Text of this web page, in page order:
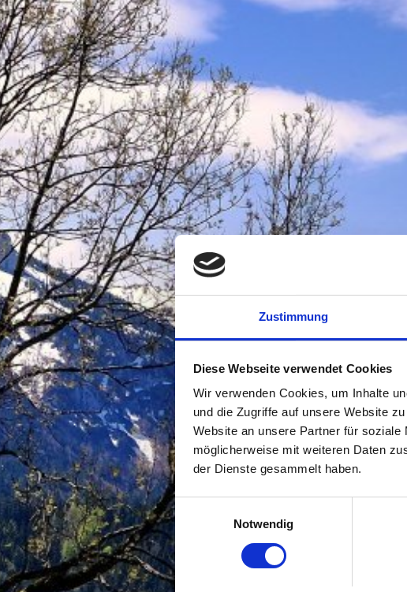
Zustimmung
Diese Webseite verwendet Cookies
Wir verwenden Cookies, um Inhalte
und die Zugriffe auf unsere Website
Website an unsere Partner für soziale
möglicherweise mit weiteren Daten
der Dienste gesammelt haben.
Einwilligungsauswahl
Notwendig